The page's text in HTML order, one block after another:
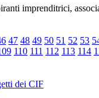
imprenditrici,
47 48 49 50 51 52 53
110 111 112 113 114
dei CIF